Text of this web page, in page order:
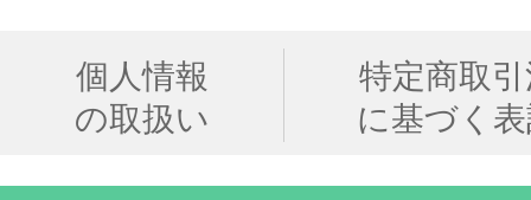
個人情報
の取扱い
特定商取
に基づく